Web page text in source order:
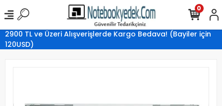
2900 TL ve Üzeri Alışverişlerde Kargo Bedava! (Bayiler için
120USD)
0